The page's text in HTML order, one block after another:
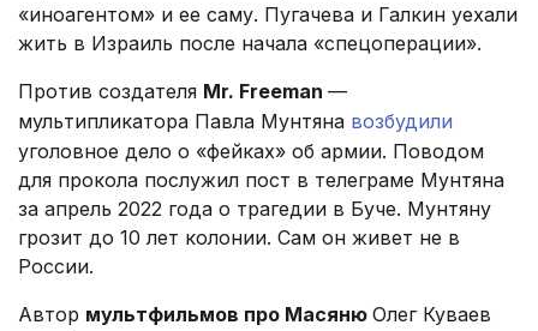
«иноагентом» и ее саму. Пугачева и Галкин уехали
жить в Израиль после начала «спецоперации».
Против создателя Mr. Freeman —
мультипликатора Павла Мунтяна возбудили
уголовное дело о «фейках» об армии. Поводом
для прокола послужил пост в телеграме Мунтяна
за апрель 2022 года о трагедии в Буче. Мунтяну
грозит до 10 лет колонии. Сам он живет не в
России.
Автор мультфильмов про Масяню Олег Куваев